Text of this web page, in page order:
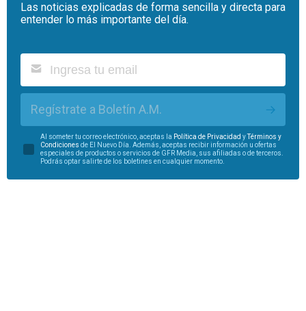
Las noticias explicadas de forma sencilla y directa para
entender lo más importante del día.
Regístrate a Boletín A.M.
Al someter tu correo electrónico, aceptas la Política de Privacidad yTérminos y
Condiciones de El Nuevo Día. Además, aceptas recibir información u ofertas
especiales de productos o servicios de GFR Media, sus afiliadas o de terceros.
Podrás optar salirte de los boletines en cualquier momento.